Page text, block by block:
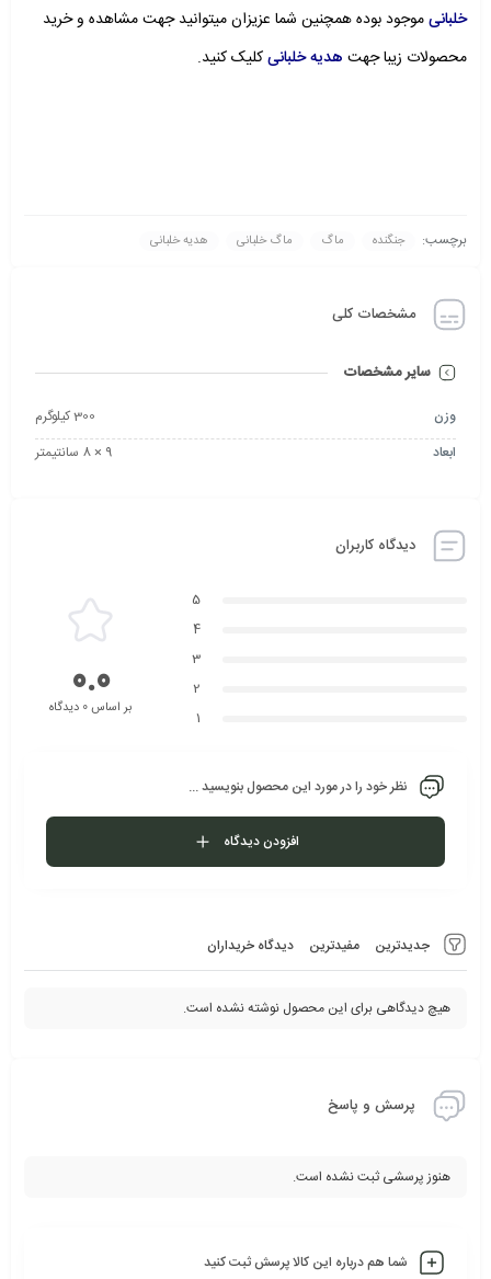
خلبانیموجود بوده همچنین شما عزیزان میتوانید جهت مشاهده و خرید
محصولات زیبا جهت هدیه خلبانیکلیک کنید.
برچسب: جنگنده ماگ ماگ خلبانی هدیه خلبانی
مشخصات کلی
سایر مشخصات
وزن
300 کیلوگرم
ابعاد
9 × 8 سانتیمتر
دیدگاه کاربران
جدیدترین مفیدترین دیدگاه خریداران
هیچ دیدگاهی برای این محصول نوشته نشده است.
5
4
3
2
1
0.0بر اساس 0 دیدگاه
نظر خود را در مورد این محصول بنویسید ...
افزودن دیدگاه
پرسش و پاسخ
هنوز پرسشی ثبت نشده است.
شما هم درباره این کالا پرسش ثبت کنید